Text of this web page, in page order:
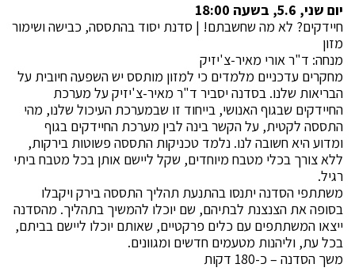
יום שני, 5.6, בשעה 18:00
חיידקים? לא מה שחשבתם! | סדנת יסוד בהתססה, כבישה ושימור
מזון
מנחה: ד"ר אורי מאיר-צ'יזיק
מחקרים עדכניים מלמדים כי למזון מותסס יש השפעה חיובית על
הבריאות שלנו. בסדנה יסביר ד"ר מאיר-צ'יזיק על מערכת
החיידקים שבגוף האנושי, בייחוד זו שבמערכת העיכול שלנו, מהי
התססה לקטית, על הקשר בינה לבין מערכת החיידקים בגוף
ומדוע היא חשובה לנו. נלמד טכניקות התססה פשוטות בירקות,
ללא צורך בכלי מטבח מיוחדים, שקל ליישם אותן בכל מטבח ביתי
רגיל.
משתתפי הסדנה יתנסו בהתנעת תהליך התססה בירק ויקבלו
בסופה את הצנצנת לבתיהם, שם יוכלו להמשיך בתהליך. מהסדנה
ייצאו המשתתפים עם כלים פרקטיים, שאותם יוכלו ליישם בביתם,
בכל עת, וליהנות מטעמים חדשים ומגוונים.
משך הסדנה – כ-180 דקות